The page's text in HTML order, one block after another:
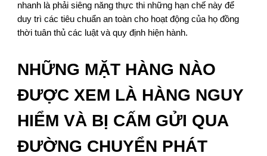
nhanh là phải siêng năng thực thi những hạn chế này để
duy trì các tiêu chuẩn an toàn cho hoạt động của họ đồng
thời tuân thủ các luật và quy định hiện hành.
NHỮNG MẶT HÀNG NÀO
ĐƯỢC XEM LÀ HÀNG NGUY
HIỂM VÀ BỊ CẤM GỬI QUA
ĐƯỜNG CHUYỂN PHÁT